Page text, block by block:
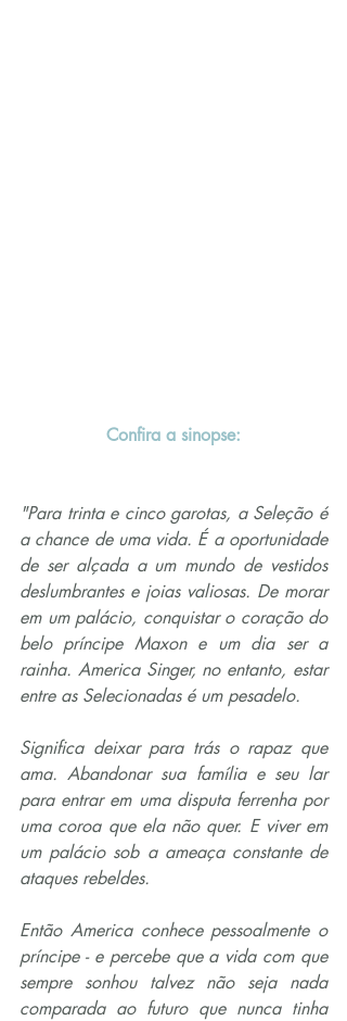
Confira a sinopse:
"Para trinta e cinco garotas, a Seleção é
a chance de uma vida. É a oportunidade
de ser alçada a um mundo de vestidos
deslumbrantes e joias valiosas. De morar
em um palácio, conquistar o coração do
belo príncipe Maxon e um dia ser a
rainha. America Singer, no entanto, estar
entre as Selecionadas é um pesadelo.
Significa deixar para trás o rapaz que
ama. Abandonar sua família e seu lar
para entrar em uma disputa ferrenha por
uma coroa que ela não quer. E viver em
um palácio sob a ameaça constante de
ataques rebeldes.
Então America conhece pessoalmente o
príncipe - e percebe que a vida com que
sempre sonhou talvez não seja nada
comparada ao futuro que nunca tinha